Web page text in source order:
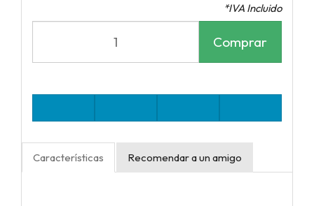
*IVA Incluido
Comprar
Características Recomendar a un amigo